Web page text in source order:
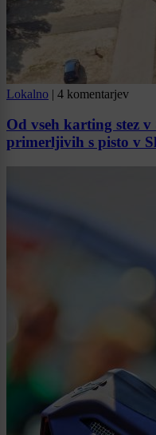
Lokalno | 4 komentarjev
Od vseh karting stez
primerljivih s pisto v